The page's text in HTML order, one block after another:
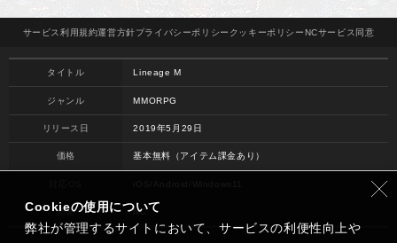
サービス 利用規約運営方針プライバシーポリシー クッキーポリシーNCサービス 同意
タイトル Lineage M
ジャンル MMORPG
リリース日 2019年5月29日
価格 基本無料（アイテム課金あり）
開発 NC
Cookieの使用について
弊社が管理するサイトにおいて、サービスの利便性向上や